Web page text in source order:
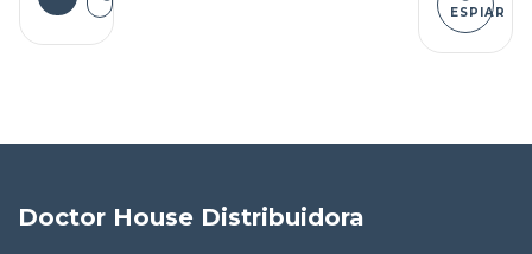
ESPIAR
Doctor House Distribuidora